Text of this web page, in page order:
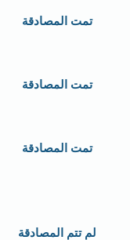
تمت المصادقة
تمت المصادقة
تمت المصادقة
لم تتم المصادقة